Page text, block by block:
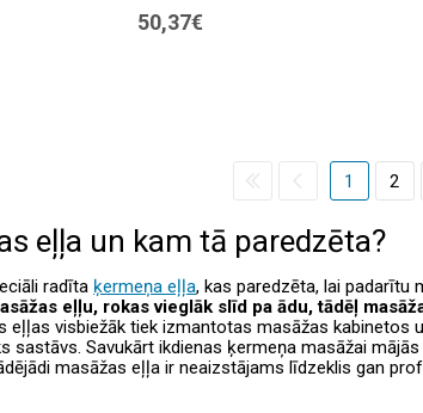
50,37€
1 2
eļļa un kam tā paredzēta?
radīta ķermeņa eļļa, kas paredzēta, lai padarītu
eļļu, rokas vieglāk slīd pa ādu, tādēļ
eļļas visbiežāk tiek izmantotas masāžas kabinetos
sastāvs. Savukārt ikdienas ķermeņa masāžai
masāžas eļļa ir neaizstājams līdzeklis gan